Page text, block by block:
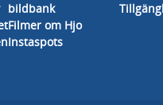
bildbank
Filmer om Hjo
Instaspots